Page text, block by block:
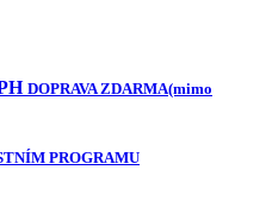
DOPRAVA ZDARMA(mimo
PROGRAMU